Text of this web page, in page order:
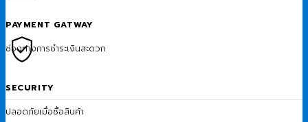
PAYMENT GATWAY
ช่องทางการชำระเงินสะดวก
SECURITY
ปลอดภัยเมื่อซื้อสินค้า